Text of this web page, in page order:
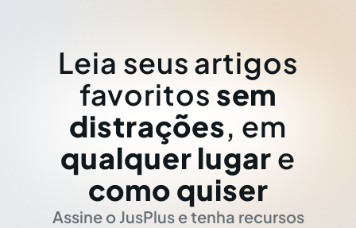
Leia seus artigos
favoritos sem
distrações, em
qualquer lugar e
como quiser
Assine o JusPlus e tenha recursos